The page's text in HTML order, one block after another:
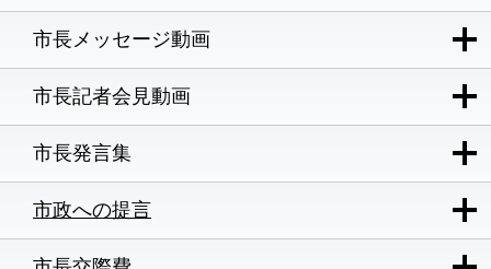
市長メッセージ動画
市長記者会見動画
市長発言集
市政への提言